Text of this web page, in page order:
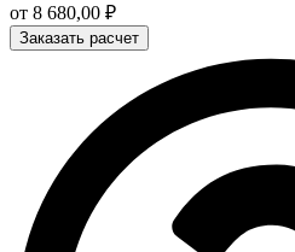
от 8 680,00 ₽
Заказать расчет